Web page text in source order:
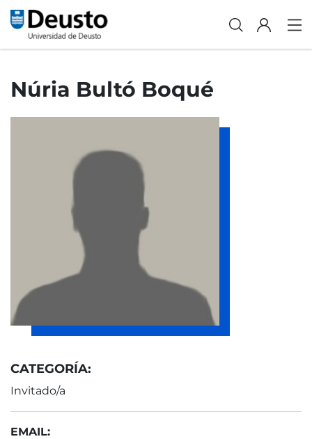
Núria Bultó Boqué
CATEGORÍA:
Invitado/a
EMAIL: